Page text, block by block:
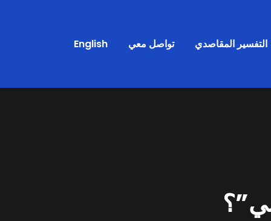
التفسير المقاصدي تواصل معي English